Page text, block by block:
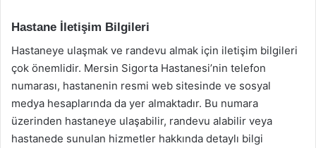
Hastane İletişim Bilgileri
Hastaneye ulaşmak ve randevu almak için iletişim bilgileri
çok önemlidir. Mersin Sigorta Hastanesi’nin telefon
numarası, hastanenin resmi web sitesinde ve sosyal
medya hesaplarında da yer almaktadır. Bu numara
üzerinden hastaneye ulaşabilir, randevu alabilir veya
hastanede sunulan hizmetler hakkında detaylı bilgi